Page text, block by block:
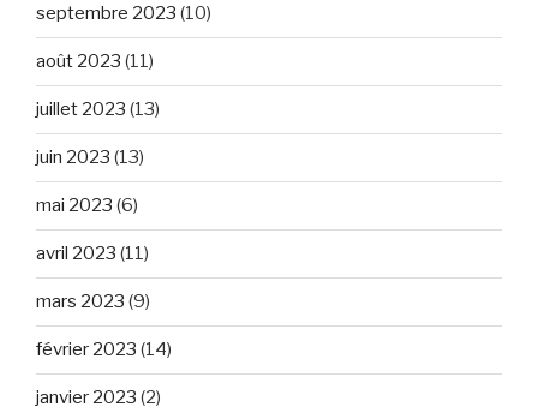
septembre 2023 (10)
août 2023 (11)
juillet 2023 (13)
juin 2023 (13)
mai 2023 (6)
avril 2023 (11)
mars 2023 (9)
février 2023 (14)
janvier 2023 (2)